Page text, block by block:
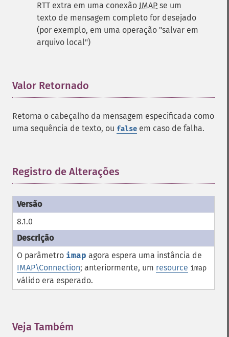
RTT extra em uma conexão IMAP se um
texto de mensagem completo for desejado
(por exemplo, em uma operação "salvar em
arquivo local")
Valor Retornado
Retorna o cabeçalho da mensagem especificada como
uma sequência de texto, ou false em caso de falha.
Registro de Alterações
8.1.0
O parâmetro imap agora espera uma instância de
IMAP\Connection; anteriormente, um resource imap
válido era esperado.
Veja Também